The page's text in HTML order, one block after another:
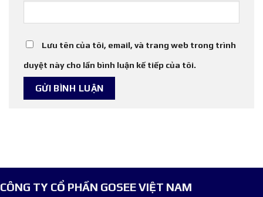
Lưu tên của tôi, email, và trang web trong trình
duyệt này cho lần bình luận kế tiếp của tôi.
CÔNG TY CỔ PHẦN GOSEE VIỆT NAM